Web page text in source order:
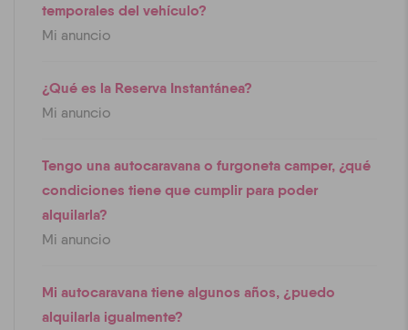
temporales del vehículo?
Mi anuncio
¿Qué es la Reserva Instantánea?
Mi anuncio
Tengo una autocaravana o furgoneta camper, ¿qué
condiciones tiene que cumplir para poder
alquilarla?
Mi anuncio
Mi autocaravana tiene algunos años, ¿puedo
alquilarla igualmente?